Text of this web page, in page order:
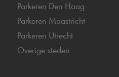
Parkeren Den Haag
Parkeren Maastricht
Parkeren Utrecht
Overige steden